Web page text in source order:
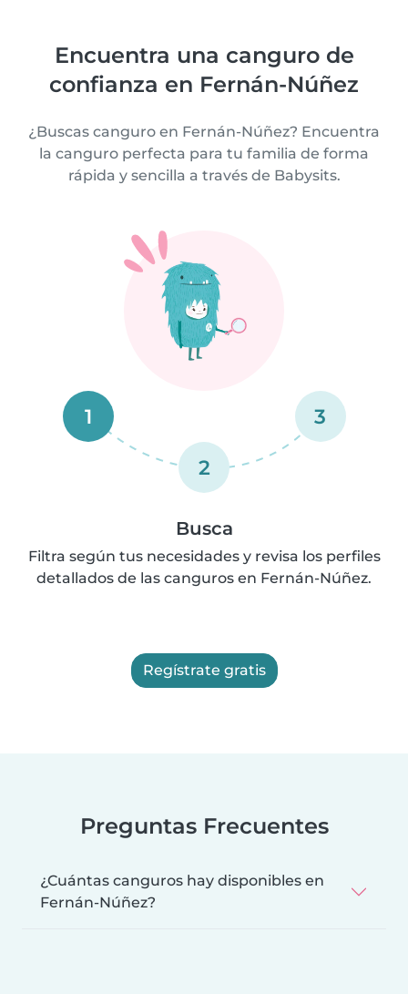
Encuentra una canguro de
confianza en Fernán-Núñez
¿Buscas canguro en Fernán-Núñez? Encuentra
la canguro perfecta para tu familia de forma
rápida y sencilla a través de Babysits.
1
2
3
Busca
Filtra según tus necesidades y revisa los perfiles
detallados de las canguros en Fernán-Núñez.
Regístrate gratis
Preguntas Frecuentes
¿Cuántas canguros hay disponibles en
Fernán-Núñez?